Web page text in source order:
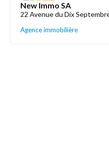
New Immo SA
22 Avenue du Dix
Agence immobilière